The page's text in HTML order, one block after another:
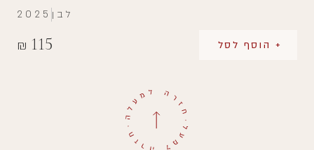
₪ 115 + הוסף לסל
2025 לבן